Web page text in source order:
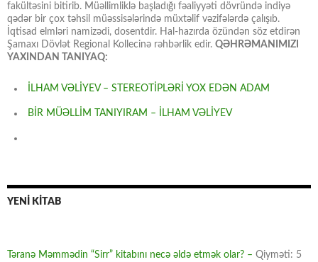
fakültəsini bitirib. Müəllimliklə başladığı fəaliyyəti dövründə indiyə
qədər bir çox təhsil müəssisələrində müxtəlif vəzifələrdə çalışıb.
İqtisad elmləri namizədi, dosentdir. Hal-hazırda özündən söz etdirən
Şamaxı Dövlət Regional Kollecinə rəhbərlik edir. QƏHRƏMANIMIZI
YAXINDAN TANIYAQ:
İLHAM VƏLİYEV – STEREOTİPLƏRİ YOX EDƏN ADAM
BİR MÜƏLLİM TANIYIRAM – İLHAM VƏLİYEV
YENİ KİTAB
Təranə Məmmədin “Sirr” kitabını necə əldə etmək olar? – Qiyməti: 5